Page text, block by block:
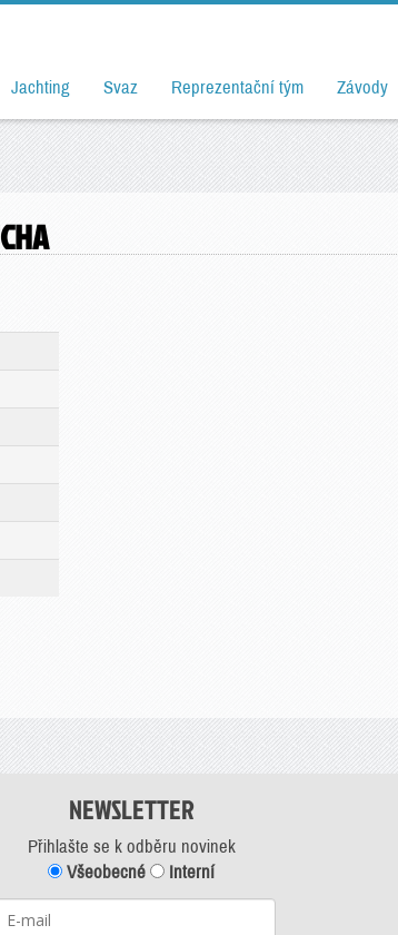
Jachting Svaz Reprezentační tým Závody
NEWSLETTER
Přihlašte se k odběru novinek
Všeobecné
Interní